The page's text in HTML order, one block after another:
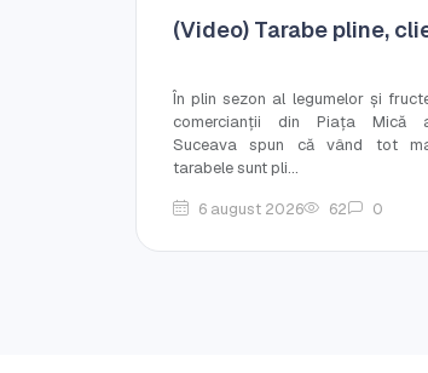
(Video) Tarabe pline,
În plin sezon al legumelor și
comercianții din Piața Mică
Suceava spun că vând tot
tarabele sunt pli...
6 august 2026
62 0